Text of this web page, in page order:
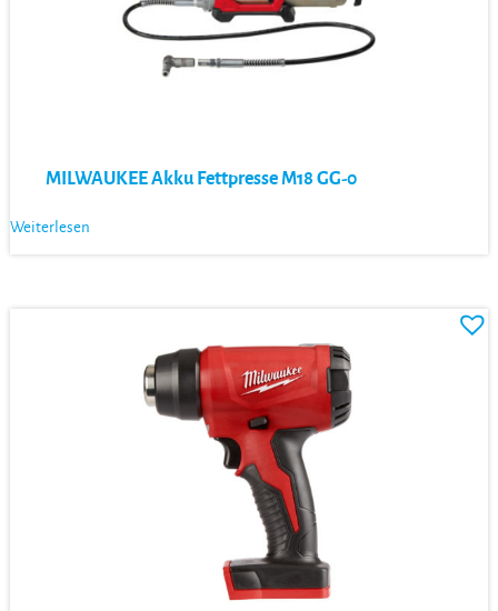
MILWAUKEE Akku Fettpresse M18 GG-0
Weiterlesen